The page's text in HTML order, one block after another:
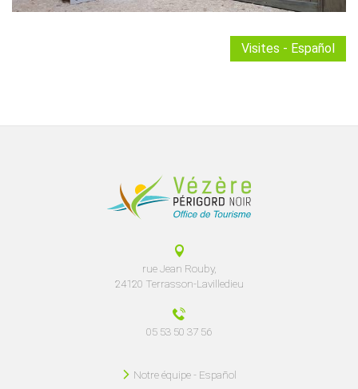
Visites - Español
rue Jean Rouby,
24120 Terrasson-Lavilledieu
05 53 50 37 56
Notre équipe - Español